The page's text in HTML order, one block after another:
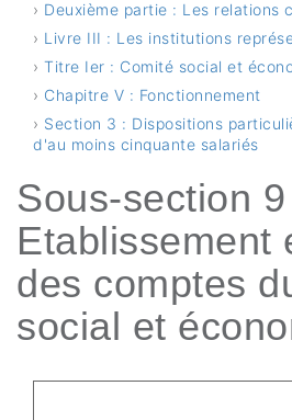
› Deuxième partie : Les relations
› Livre III : Les institutions
› Titre Ier : Comité social et
› Chapitre V : Fonctionnement
› Section 3 : Dispositions
d'au moins cinquante salariés
Sous-section 9
Etablissement
des comptes
social et